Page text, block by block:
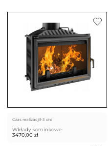
Czas realizacji1-3 dni
Wkłady kominkowe
3470,00 zł